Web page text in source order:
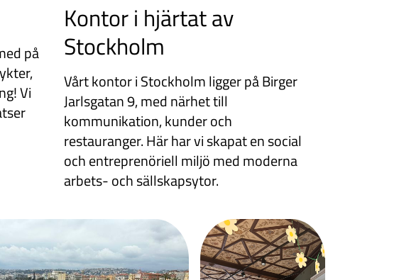
på
Vi
Kontor i hjärtat av
Stockholm
Vårt kontor i Stockholm ligger på Birger
Jarlsgatan 9, med närhet till
kommunikation, kunder och
restauranger. Här har vi skapat en social
och entreprenöriell miljö med moderna
arbets- och sällskapsytor.